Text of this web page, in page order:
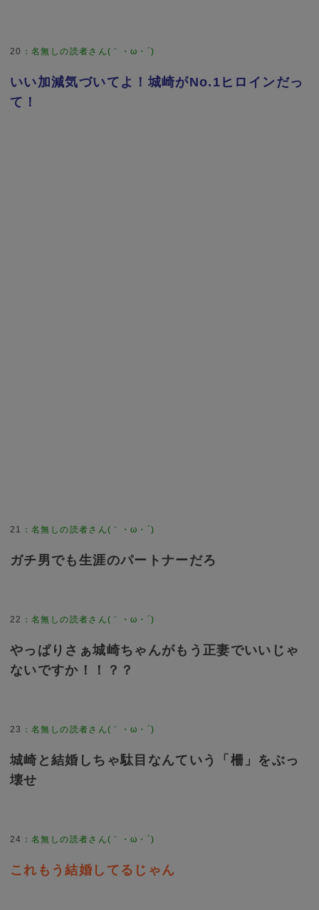
20 ：名無しの読者さん(｀・ω・´)
いい加減気づいてよ！城崎がNo.1ヒロインだっ
て！
21 ：名無しの読者さん(｀・ω・´)
ガチ男でも生涯のパートナーだろ
22 ：名無しの読者さん(｀・ω・´)
やっぱりさぁ城崎ちゃんがもう正妻でいいじゃ
ないですか！！？？
23 ：名無しの読者さん(｀・ω・´)
城崎と結婚しちゃ駄目なんていう「柵」をぶっ
壊せ
24 ：名無しの読者さん(｀・ω・´)
これもう結婚してるじゃん